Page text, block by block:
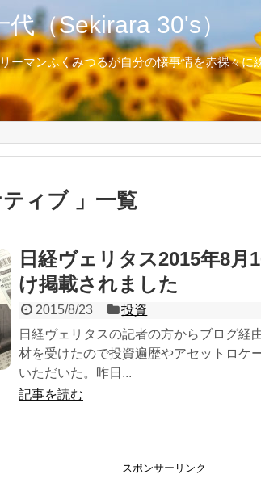
（Sekirara 30's）
ーマンふくみつるが自分の懐事情を赤裸々に
ィブ 一覧
日経ヴェリタス2015年8月
け掲載されました
2015/8/23
投資
日経ヴェリタスの記者の方からブログ経
材を受けたので投資遍歴やアセットロケ
いただいた。昨日...
記事を読む
スポンサーリンク